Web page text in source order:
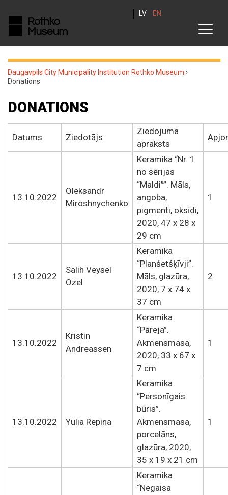
LV EN
Daugavpils City Municipality Institution Rothko Museum ›
Donations
DONATIONS
Datums Ziedotājs
Ziedojuma
apraksts
13.10.2022
Oleksandr
Miroshnychenko
Keramika “Nr. 1
no sērijas
“Maldi””. Māls,
angoba,
pigmenti, oksīdi,
2020, 47 x 28 x
29 cm
1
13.10.2022
Salih Veysel
Özel
Keramika
“Planšetšķīvji”.
Māls, glazūra,
2020, 7 x 74 x
37 cm
2
13.10.2022
Kristin
Andreassen
Keramika
“Pāreja”.
Akmensmasa,
2020, 33 x 67 x
7 cm
1
13.10.2022 Yulia Repina
Keramika
“Personīgais
būris”.
Akmensmasa,
porcelāns,
glazūra, 2020,
35 x 19 x 21 cm
1
Keramika
“Negaisa